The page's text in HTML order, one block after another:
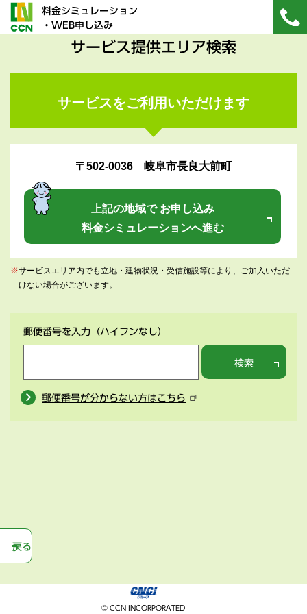
料金シミュレーション
・WEB申し込み
サービス提供エリア検索
サービスをご利用いただけます
〒502-0036 岐阜市長良大前町
上記の地域で お申し込み
料金シミュレーションへ進む
※サービスエリア内でも立地・建物状況・受信施設等により、ご加入いただ
けない場合がございます。
郵便番号を入力 （ハイフンなし）
検索
郵便番号が分からない方はこちら
戻る
© CCN INCORPORATED